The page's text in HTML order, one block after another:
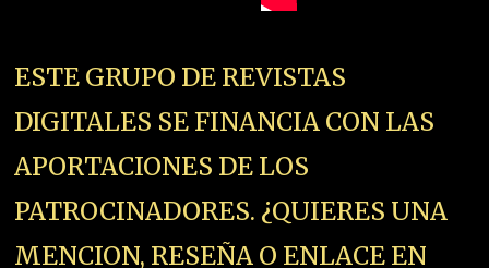
ESTE GRUPO DE REVISTAS
DIGITALES SE FINANCIA CON LAS
APORTACIONES DE LOS
PATROCINADORES. ¿QUIERES UNA
MENCION, RESEÑA O ENLACE EN